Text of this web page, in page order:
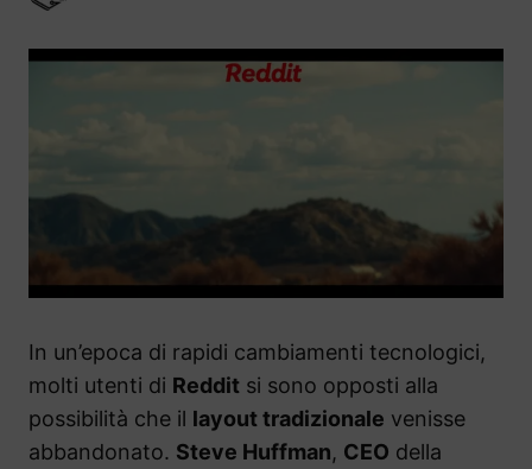
In un’epoca di rapidi cambiamenti tecnologici,
molti utenti di Reddit si sono opposti alla
possibilità che il layout tradizionale venisse
abbandonato. Steve Huffman, CEO della